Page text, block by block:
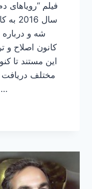
فیلم
سال
کانون اصلاح و
این مستند تا
مختلف
این فیلم ۷ سال به طول انجامید…